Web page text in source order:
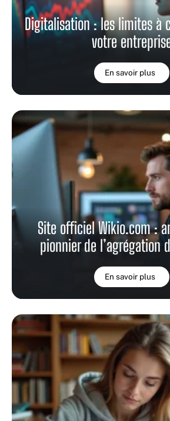
Digitalisation : les limites à
votre
En savoir plus
Site officiel Wikio.com :
pionnier de l’agrégation
En savoir plus